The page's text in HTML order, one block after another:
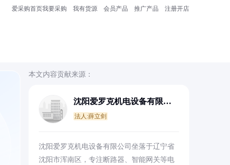
爱采购首页我要采购 我有货源 会员产品 推广产品 注册开店
本文内容贡献来源：
沈阳爱罗克机电设备有限公
法人:薛立剑
沈阳爱罗克机电设备有限公司坐落于辽宁省
沈阳市浑南区，专注断路器、智能网关等电